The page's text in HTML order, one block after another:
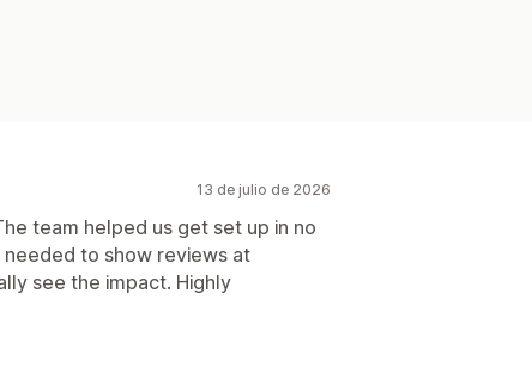
13 de julio de 2026
team helped us get set up in no
to show reviews at
see the impact. Highly